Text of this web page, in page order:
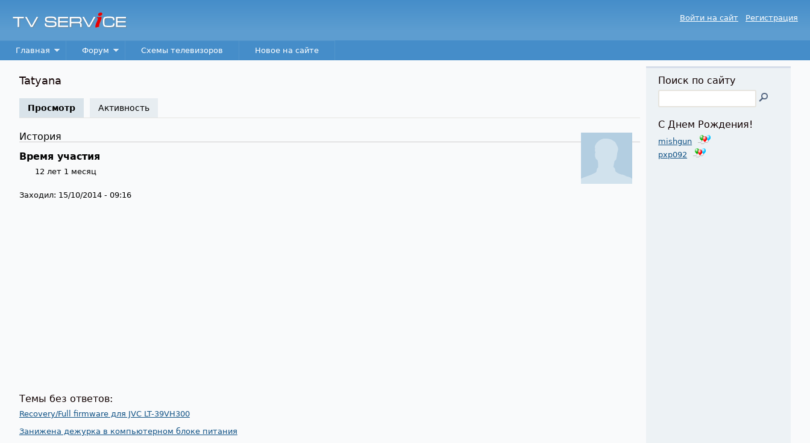
TV
Service
Войти на сайт Регистрация
Main menu
Главная Форум Схемы телевизоров Новое на сайте
Tatyana
Просмотр(активная вкладка)
Активность
История
Время участия
12 лет 1 месяц
Заходил: 15/10/2014 - 09:16
Темы без ответов:
Recovery/Full firmware для JVC LT-39VH300
Занижена дежурка в компьютерном блоке питания
Поиск по сайту
С Днем Рождения!
mishgun
pxp092